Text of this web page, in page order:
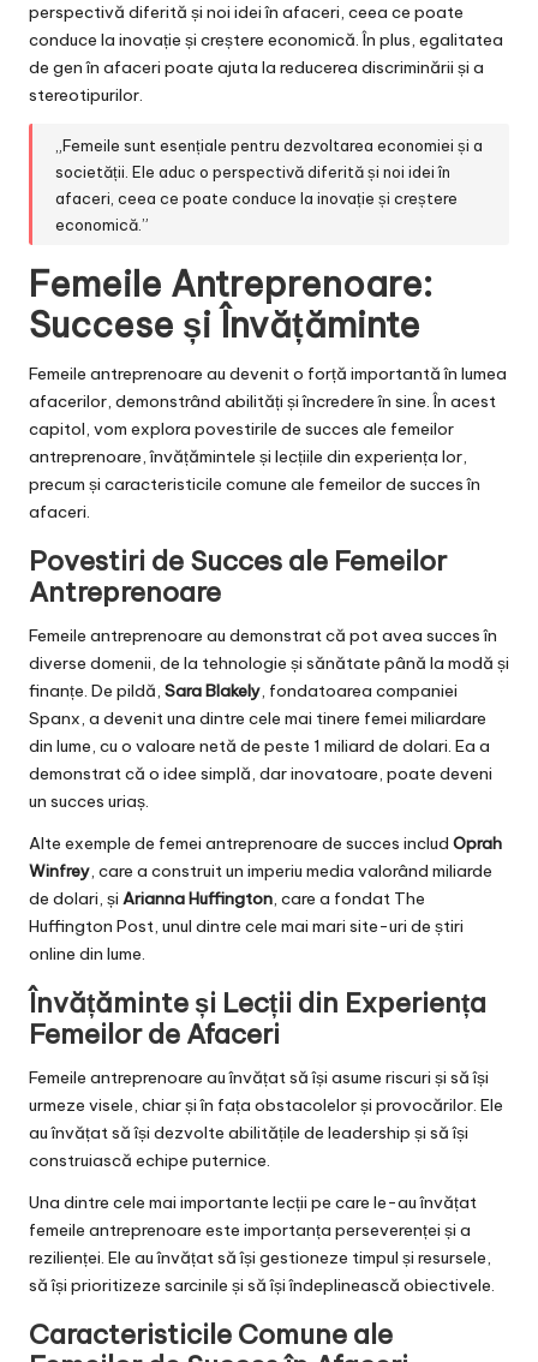
perspectivă diferită și noi idei în afaceri, ceea ce poate
conduce la inovație și creștere economică. În plus, egalitatea
de gen în afaceri poate ajuta la reducerea discriminării și a
stereotipurilor.
„Femeile sunt esențiale pentru dezvoltarea economiei și a
societății. Ele aduc o perspectivă diferită și noi idei în
afaceri, ceea ce poate conduce la inovație și creștere
economică.”
Femeile Antreprenoare:
Succese și Învățăminte
Femeile antreprenoare au devenit o forță importantă în lumea
afacerilor, demonstrând abilități și încredere în sine. În acest
capitol, vom explora povestirile de succes ale femeilor
antreprenoare, învățămintele și lecțiile din experiența lor,
precum și caracteristicile comune ale femeilor de succes în
afaceri.
Povestiri de Succes ale Femeilor
Antreprenoare
Femeile antreprenoare au demonstrat că pot avea succes în
diverse domenii, de la tehnologie și sănătate până la modă și
finanțe. De pildă, Sara Blakely, fondatoarea companiei
Spanx, a devenit una dintre cele mai tinere femei miliardare
din lume, cu o valoare netă de peste 1 miliard de dolari. Ea a
demonstrat că o idee simplă, dar inovatoare, poate deveni
un succes uriaș.
Alte exemple de femei antreprenoare de succes includ Oprah
Winfrey, care a construit un imperiu media valorând miliarde
de dolari, și Arianna Huffington, care a fondat The
Huffington Post, unul dintre cele mai mari site-uri de știri
online din lume.
Învățăminte și Lecții din Experiența
Femeilor de Afaceri
Femeile antreprenoare au învățat să își asume riscuri și să își
urmeze visele, chiar și în fața obstacolelor și provocărilor. Ele
au învățat să își dezvolte abilitățile de leadership și să își
construiască echipe puternice.
Una dintre cele mai importante lecții pe care le-au învățat
femeile antreprenoare este importanța perseverenței și a
rezilienței. Ele au învățat să își gestioneze timpul și resursele,
să își prioritizeze sarcinile și să își îndeplinească obiectivele.
Caracteristicile Comune ale